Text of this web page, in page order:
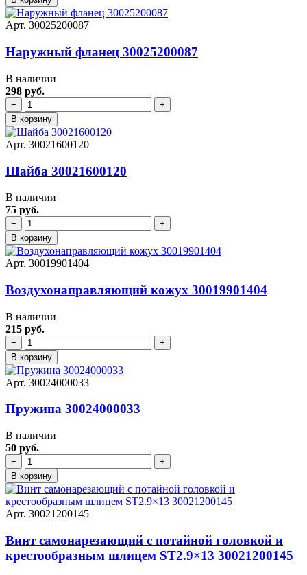
Арт. 30025200087
Наружный фланец 30025200087
В наличии
298 руб.
−
+
В корзину
Арт. 30021600120
Шайба 30021600120
В наличии
75 руб.
−
+
В корзину
Арт. 30019901404
Воздухонаправляющий кожух 30019901404
В наличии
215 руб.
−
+
В корзину
Арт. 30024000033
Пружина 30024000033
В наличии
50 руб.
−
+
В корзину
Арт. 30021200145
Винт самонарезающий с потайной головкой и
крестообразным шлицем ST2.9×13 30021200145